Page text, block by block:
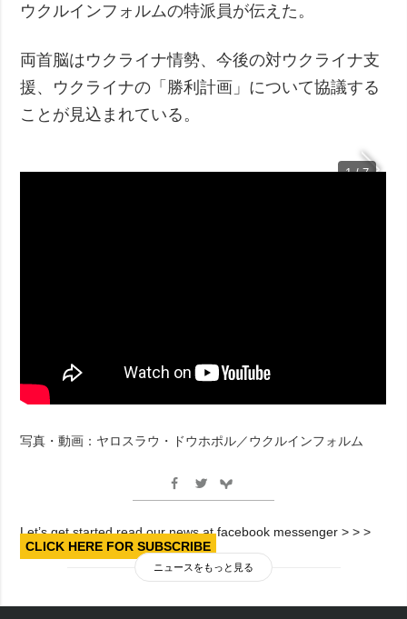
事故・緊急事態
追加
特集
インタビュー
動画
サービス
購読
ウクルインフォルムの特派員が伝えた。
両首脳はウクライナ情勢、今後の対ウクライナ支
援、ウクライナの「勝利計画」について協議する
ことが見込まれている。
1 / 7
写真・動画：ヤロスラウ・ドウホポル／ウクルインフォルム
Let’s get started read our news at facebook messenger > > >
CLICK HERE FOR SUBSCRIBE
ニュースをもっと見る